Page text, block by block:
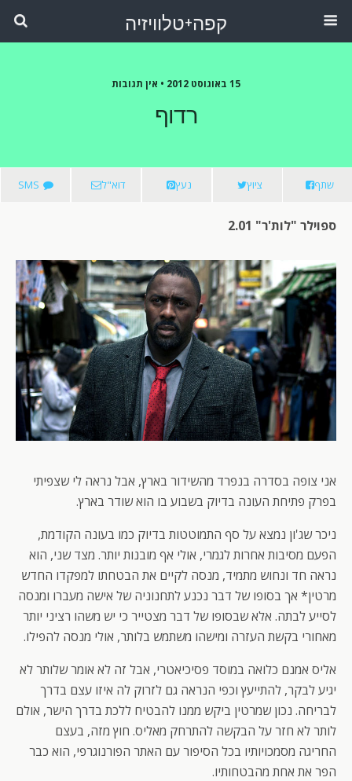
קפה+טלוויזיה
15 באוגוסט 2012 • אין תגובות
רדוף
שתף ציוץ נעץ דוא"ל SMS
ספוילר "לות'ר" 2.01
אני צופה בסדרה בנפרד מהשידור בארץ, אבל נראה לי שצפיתי
בפרק פתיחת העונה בדיוק בשבוע בו הוא שודר בארץ.
ניכר שג'ון נמצא על סף התמוטטות בדיוק כמו בעונה הקודמת,
הפעם מסיבות אחרות לגמרי, אולי אף מובנות יותר. מצד שני, הוא
נראה חד ונחוש מתמיד, מנסה לקיים את הבטחתו למפקדו החדש
מרטין* אך בסופו של דבר נכנע לתחנוניה של אישה מעברו ומנסה
לסייע לבתה. אלא שבסופו של דבר מצטייר כי יש משהו רציני יותר
מאחורי בקשת העזרה ומישהו משתמש בלותר, אולי מנסה להפילו.
אליס אמנם כלואה במוסד פסיכיאטרי, אבל זה לא אומר שלותר לא
יגיע לבקר, להתייעץ וכפי הנראה גם לזרוק לה איזו עצם בדרך
לבריחה. נכון שמרטין ביקש ממנו להבטיח ללכת בדרך הישר, אולם
לותר לא חזר על הבקשה להתרחק מאליס. חוץ מזה, בעצם
החריגה מסמכויותיו בכל הסיפור עם האתר הפורנוגרפי, הוא כבר
הפר את אחת מהבטחותיו.